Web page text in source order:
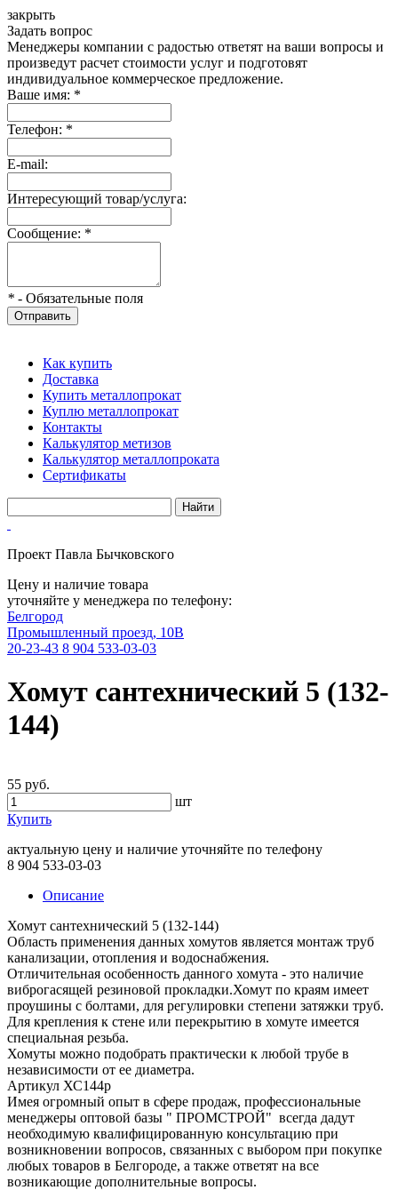
закрыть
Задать вопрос
Менеджеры компании с радостью ответят на ваши вопросы и
произведут расчет стоимости услуг и подготовят
индивидуальное коммерческое предложение.
Ваше имя: *
Телефон: *
E-mail:
Интересующий товар/услуга:
Сообщение: *
* - Обязательные поля
Отправить
Как купить
Доставка
Купить металлопрокат
Куплю металлопрокат
Контакты
Калькулятор метизов
Калькулятор металлопроката
Сертификаты
Проект Павла Бычковского
Цену и наличие товара
уточняйте у менеджера по телефону:
Белгород
Промышленный проезд, 10В
20-23-43 8 904 533-03-03
Хомут сантехнический 5 (132-
144)
55 руб.
шт
Купить
актуальную цену и наличие уточняйте по телефону
8 904 533-03-03
Описание
Хомут сантехнический 5 (132-144)
Область применения данных хомутов является монтаж труб
канализации, отопления и водоснабжения.
Отличительная особенность данного хомута - это наличие
виброгасящей резиновой прокладки.Хомут по краям имеет
проушины с болтами, для регулировки степени затяжки труб.
Для крепления к стене или перекрытию в хомуте имеется
специальная резьба.
Хомуты можно подобрать практически к любой трубе в
независимости от ее диаметра.
Артикул ХС144р
Имея огромный опыт в сфере продаж, профессиональные
менеджеры оптовой базы " ПРОМСТРОЙ" всегда дадут
необходимую квалифицированную консультацию при
возникновении вопросов, связанных с выбором при покупке
любых товаров в Белгороде, а также ответят на все
возникающие дополнительные вопросы.